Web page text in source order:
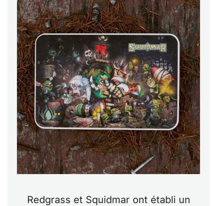
Redgrass et Squidmar ont établi un